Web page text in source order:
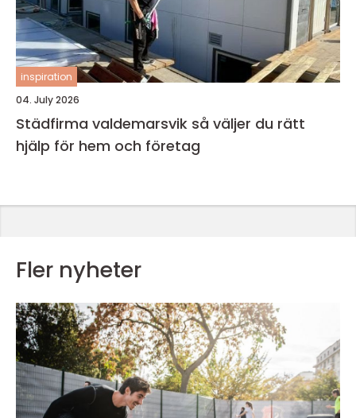
inspiration
04. July 2026
Städfirma valdemarsvik så väljer du rätt
hjälp för hem och företag
Fler nyheter